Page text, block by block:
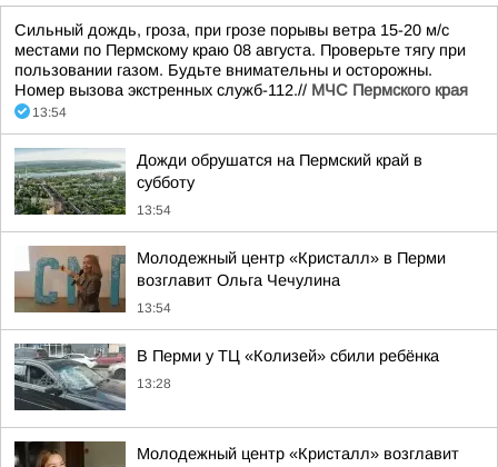
Сильный дождь, гроза, при грозе порывы ветра 15-20 м/с
местами по Пермскому краю 08 августа. Проверьте тягу при
пользовании газом. Будьте внимательны и осторожны.
Номер вызова экстренных служб-112.// МЧС Пермского края
13:54
Дожди обрушатся на Пермский край в
субботу
13:54
Молодежный центр «Кристалл» в Перми
возглавит Ольга Чечулина
13:54
В Перми у ТЦ «Колизей» сбили ребёнка
13:28
Молодежный центр «Кристалл» возглавит